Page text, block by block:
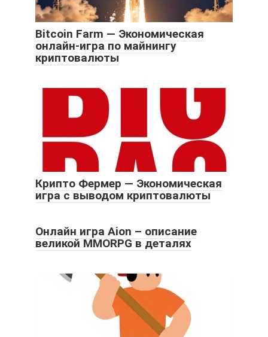
Bitcoin Farm — Экономическая
онлайн-игра по майнингу
криптовалюты
Крипто Фермер — Экономическая
игра с выводом криптовалюты
Онлайн игра Aion – описание
великой MMORPG в деталях